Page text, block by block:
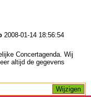
2008-01-14 18:56:54
Concertagenda. Wij
altijd de gegevens